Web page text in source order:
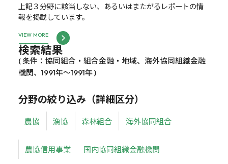
上記３分野に該当しない、あるいはまたがるレポートの情
報を掲載しています。
VIEW MORE
検索結果
( 条件：協同組合・組合金融・地域、海外協同組織金融
機関、1991年～1991年 )
分野の絞り込み（詳細区分）
農協 漁協 森林組合 海外協同組合
農協信用事業 国内協同組織金融機関